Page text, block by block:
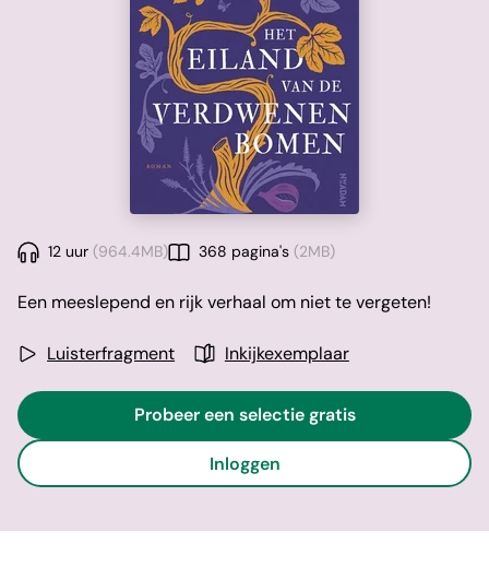
12 uur (964.4MB) 368 pagina's (2MB)
Een meeslepend en rijk verhaal om niet te vergeten!
Luisterfragment Inkijkexemplaar
Probeer een selectie gratis
Inloggen